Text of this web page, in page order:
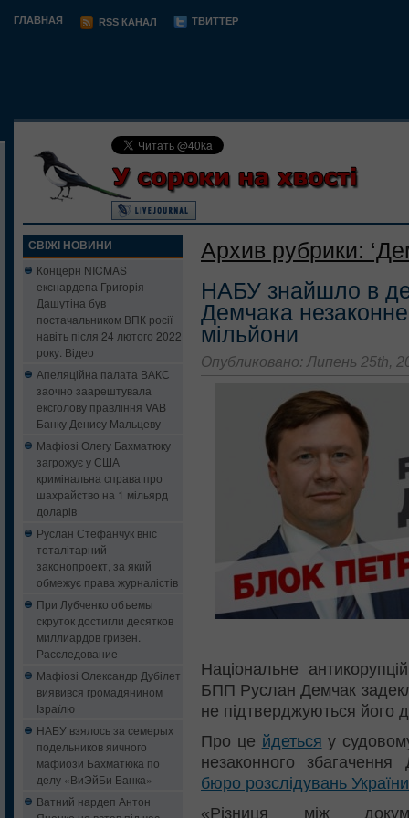
ГЛАВНАЯ RSS КАНАЛ ТВИТТЕР
СВІЖІ НОВИНИ
Концерн NICMAS
екснардепа Григорія
Дашутіна був
постачальником ВПК росії
навіть після 24 лютого 2022
року. Відео
Апеляційна палата ВАКС
заочно заарештувала
ексголову правління VAB
Банку Денису Мальцеву
Мафіозі Олегу Бахматюку
загрожує у США
кримінальна справа про
шахрайство на 1 мільярд
доларів
Руслан Стефанчук вніс
тоталітарний
законопроект, за який
обмежує права журналістів
При Лубченко объемы
скруток достигли десятков
миллиардов гривен.
Расследование
Мафіозі Олександр Дубілет
виявився громадянином
Ізраїлю
НАБУ взялось за семерых
подельников яичного
мафиози Бахматюка по
делу «ВиЭйБи Банка»
Ватний нардеп Антон
Архив рубрики:
НАБУ знайшло в
Демчака
мільйони
Опубликовано: Липень 25th,
Національне
БПП Руслан Демчак
не підтверджуються його
Про це йдеться у
незаконного
бюро розслідувань України
«Різниця між